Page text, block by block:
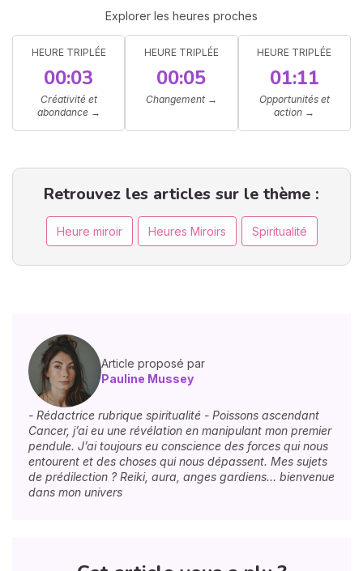
Explorer les heures proches
HEURE TRIPLÉE
00:03
Créativité et
abondance→
HEURE TRIPLÉE
00:05
Changement→
HEURE TRIPLÉE
01:11
Opportunités et
action →
Retrouvez les articles sur le thème :
Heure miroir Heures Miroirs Spiritualité
Article proposé par
Pauline Mussey
- Rédactrice rubrique spiritualité - Poissons ascendant
Cancer, j’ai eu une révélation en manipulant mon premier
pendule. J’ai toujours eu conscience des forces qui nous
entourent et des choses qui nous dépassent. Mes sujets
de prédilection ? Reiki, aura, anges gardiens… bienvenue
dans mon univers